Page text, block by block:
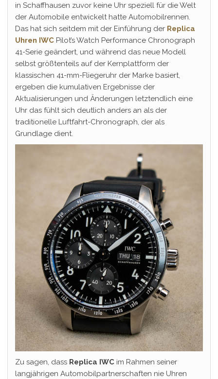
in Schaffhausen zuvor keine Uhr speziell für die Welt
der Automobile entwickelt hatte Automobilrennen.
Das hat sich seitdem mit der Einführung der Replica
Uhren IWC Pilot’s Watch Performance Chronograph
41-Serie geändert, und während das neue Modell
selbst größtenteils auf der Kernplattform der
klassischen 41-mm-Fliegeruhr der Marke basiert,
ergeben die kumulativen Ergebnisse der
Aktualisierungen und Änderungen letztendlich eine
Uhr das fühlt sich deutlich anders an als der
traditionelle Luftfahrt-Chronograph, der als
Grundlage dient.
Zu sagen, dass Replica IWC im Rahmen seiner
langjährigen Automobilpartnerschaften nie Uhren